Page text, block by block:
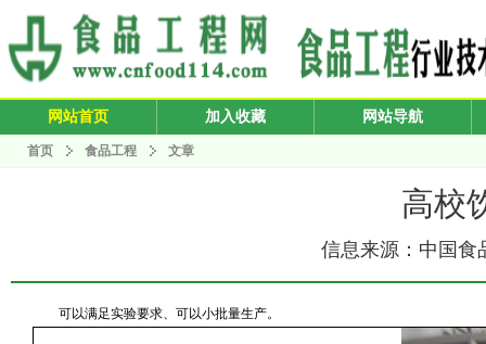
网站首页 加入收藏 网站导航
首页 食品工程 文章
高校
信息来源：中国
可以满足实验要求、可以小批量生产。